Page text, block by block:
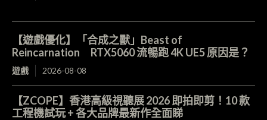
【遊戲優化】「合成之獸」Beast of
Reincarnation RTX5060 流暢跑 4K UE5 原因是？
遊戲 2026-08-08
【ZCOPE】香港高級視聽展 2026 即拍即剪！10 款
工程機試玩 + 各大品牌最新作全面睇